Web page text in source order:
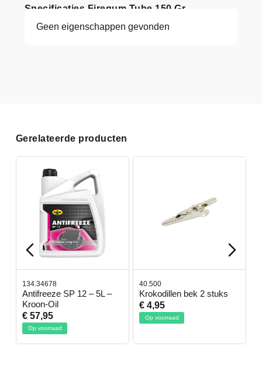
Specificaties Firegum Tube 150 Gr
Geen eigenschappen gevonden
Gerelateerde producten
134.34678
Antifreeze SP 12 – 5L –
Kroon-Oil
€ 57,95
Op voorraad
40.500
Krokodillen bek 2 stuks
€ 4,95
Op voorraad